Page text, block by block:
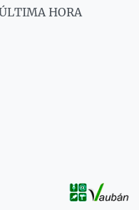
HORA